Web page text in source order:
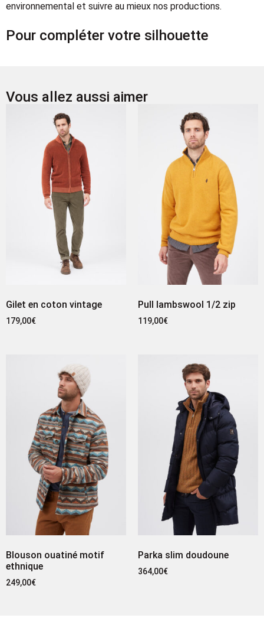
environnemental et suivre au mieux nos productions.
Pour compléter votre silhouette
Vous allez aussi aimer
Gilet en coton vintage
179,00€
Pull lambswool 1/2 zip
119,00€
Blouson ouatiné motif
ethnique
249,00€
Parka slim doudoune
364,00€